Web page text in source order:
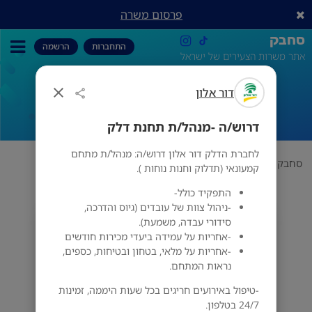
דור אלון
דרוש/ה -מנהל/ת תחנת דלק
לחברת הדלק דור אלון דרוש/ה: מנהל/ת מתחם
קמעונאי (תדלוק וחנות נוחות ).
התפקיד כולל-
-ניהול צוות של עובדים (גיוס והדרכה,
סידורי עבדה, משמעת).
-אחריות על עמידה ביעדי מכירות חודשים
-אחריות על מלאי, בטחון ובטיחות, כספים,
נראות המתחם.
-טיפול באירועים חריגים בכל שעות היממה, זמינות
24/7 בטלפון.
פרסום משרה
סחבק
אתר משרות הצעירים של ישראל
התחברות הרשמה
דרוש/ה -מנהל/ת תחנת דלק
סחבק מועדפת דור אלון דרוש/ה -מנהל/ת תחנת דלק
דור אלון
מס' אזורים